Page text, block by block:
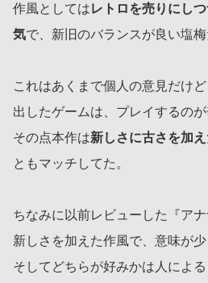
作風としてはレトロを売りにし
気で、新旧のバランスが良い塩梅
これはあくまで個人の意見だけ
出したゲームは、プレイするのが
その点本作は新しさに古さを加
ともマッチしてた。
ちなみに以前レビューした『ア
新しさを加えた作風で、意味が少
そしてどちらが好みかは人による